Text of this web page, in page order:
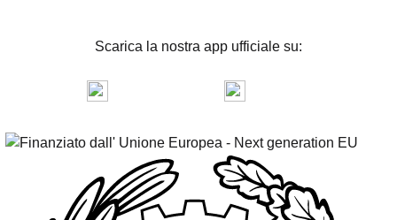
Scarica la nostra app ufficiale su: